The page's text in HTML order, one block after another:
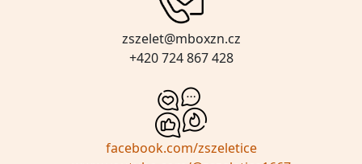
zszelet@mboxzn.cz
+420 724 867 428
facebook.com/zszeletice